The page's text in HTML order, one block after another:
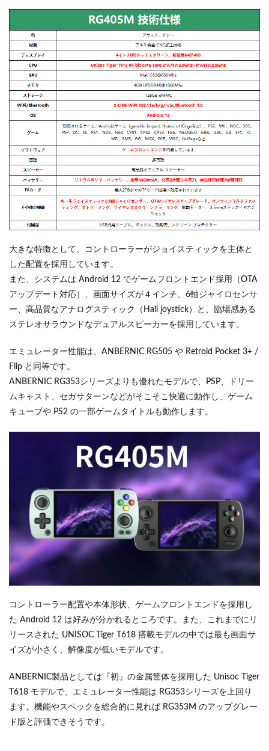
大きな特徴として、コントローラーがジョイスティックを主体と
した配置を採用しています。
また、システムは Android 12 でゲームフロントエンド採用（OTA
アップデート対応）、画面サイズが４インチ、6軸ジャイロセンサ
ー、高品質なアナログスティック（Hall joystick）と、臨場感ある
ステレオサラウンドなデュアルスピーカーを採用しています。
エミュレーター性能は、ANBERNIC RG505 や Retroid Pocket 3+ /
Flip と同等です。
ANBERNIC RG353シリーズよりも優れたモデルで、PSP、ドリー
ムキャスト、セガサターンなどがそこそこ快適に動作し、ゲーム
キューブや PS2 の一部ゲームタイトルも動作します。
コントローラー配置や本体形状、ゲームフロントエンドを採用し
た Android 12 は好みが分かれるところです。また、これまでにリ
リースされた UNISOC Tiger T618 搭載モデルの中では最も画面サ
イズが小さく、解像度が低いモデルです。
ANBERNIC製品としては『初』の金属筐体を採用した Unisoc Tiger
T618 モデルで、エミュレーター性能は RG353シリーズを上回り
ます。機能やスペックを総合的に見れば RG353M のアップグレー
ド版と評価できそうです。